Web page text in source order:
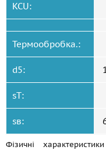
KCU:
Термообробка.:
d5:
sT:
sв:
Фізичні